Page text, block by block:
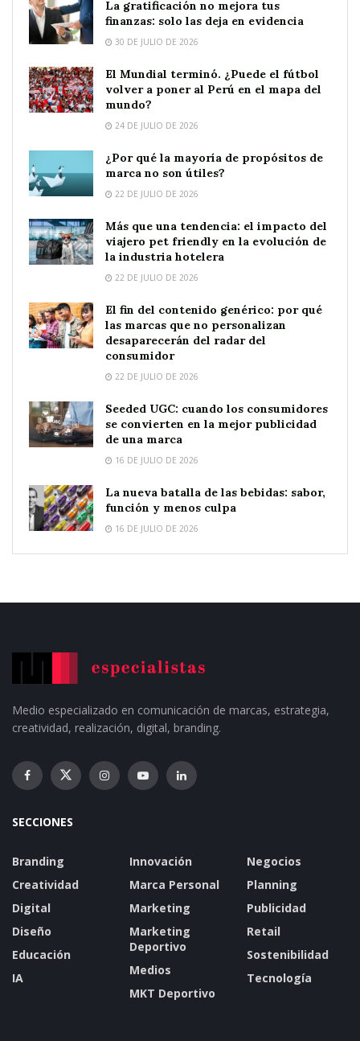
La gratificación no mejora tus
finanzas: solo las deja en evidencia
30 DE JULIO DE 2026
El Mundial terminó. ¿Puede el fútbol
volver a poner al Perú en el mapa del
mundo?
24 DE JULIO DE 2026
¿Por qué la mayoría de propósitos de
marca no son útiles?
22 DE JULIO DE 2026
Más que una tendencia: el impacto del
viajero pet friendly en la evolución de
la industria hotelera
22 DE JULIO DE 2026
El fin del contenido genérico: por qué
las marcas que no personalizan
desaparecerán del radar del
consumidor
22 DE JULIO DE 2026
Seeded UGC: cuando los consumidores
se convierten en la mejor publicidad
de una marca
16 DE JULIO DE 2026
La nueva batalla de las bebidas: sabor,
función y menos culpa
16 DE JULIO DE 2026
Medio especializado en comunicación de marcas, estrategia,
creatividad, realización, digital, branding.
SECCIONES
Branding
Creatividad
Digital
Diseño
Educación
IA
Innovación
Marca Personal
Marketing
Marketing
Deportivo
Medios
MKT Deportivo
Negocios
Planning
Publicidad
Retail
Sostenibilidad
Tecnología